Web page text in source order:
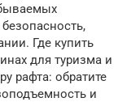
Где купить
для туризма и
рафта: обратите
и